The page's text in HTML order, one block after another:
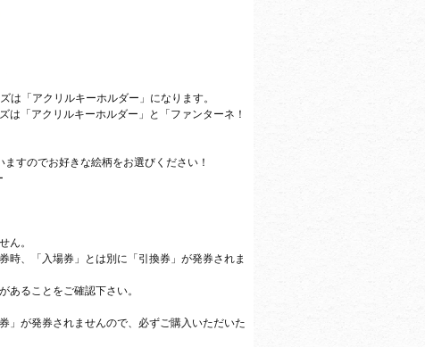
は「アクリルキーホルダー」になります。
は「アクリルキーホルダー」と「ファンターネ！
すのでお好きな絵柄をお選びください！
ん。
、「入場券」とは別に「引換券」が発券されま
ることをご確認下さい。
」が発券されませんので、必ずご購入いただいた